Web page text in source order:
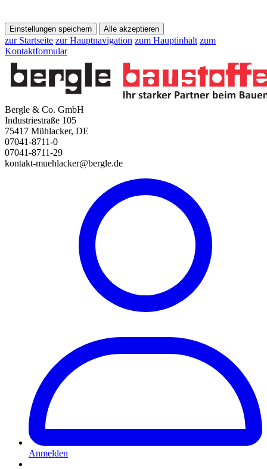
Einstellungen speichern Alle akzeptieren
zur Startseite zur Hauptnavigation zum Hauptinhalt zum
Kontaktformular
Bergle & Co. GmbH
Industriestraße 105
75417 Mühlacker, DE
07041-8711-0
07041-8711-29
kontakt-muehlacker@bergle.de
Anmelden